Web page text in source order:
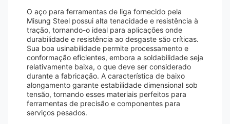
O aço para ferramentas de liga fornecido pela
Misung Steel possui alta tenacidade e resistência à
tração, tornando-o ideal para aplicações onde
durabilidade e resistência ao desgaste são críticas.
Sua boa usinabilidade permite processamento e
conformação eficientes, embora a soldabilidade seja
relativamente baixa, o que deve ser considerado
durante a fabricação. A característica de baixo
alongamento garante estabilidade dimensional sob
tensão, tornando esses materiais perfeitos para
ferramentas de precisão e componentes para
serviços pesados.